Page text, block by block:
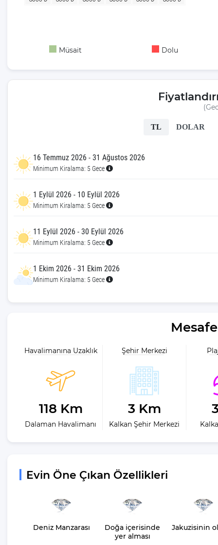
Kiralık Tatil Villalarının Özellikleri
Doğa Harikası Kalkan Plajlarının
Kalkan’da Deniz Ve Plaj Manzaralı
Villa Kiralama
Muhafazakar Balayı Villası
Tavsiyeleri
Romantik Balayı Villaları
Her Bütçeye Uygun Kiralık Villa
Müsait Dolu
TL DOLAR
16 Temmuz 2026 - 31 Ağustos 2026
Minimum Kiralama: 5 Gece
1 Eylül 2026 - 10 Eylül 2026
Minimum Kiralama: 5 Gece
11 Eylül 2026 - 30 Eylül 2026
Minimum Kiralama: 5 Gece
1 Ekim 2026 - 31 Ekim 2026
Minimum Kiralama: 5 Gece
Havalimanına Uzaklık
118 Km
Dalaman Havalimanı
Şehir Merkezi
3 Km
Kalkan Şehir Merkezi
Evin Öne Çıkan Özellikleri
Deniz Manzarası
Doğa içerisinde
yer alması
Jakuzisinin